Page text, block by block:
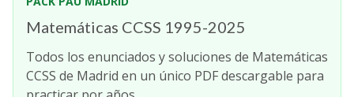
Matemáticas CCSS 1995-2025
Todos los enunciados y soluciones de Matemáticas
CCSS de Madrid en un único PDF descargable para